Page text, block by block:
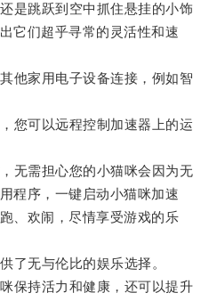
跳跃到空中抓住悬挂的小饰
它们超乎寻常的灵活性和速
家用电子设备连接，例如智
可以远程控制加速器上的运
需担心您的小猫咪会因为无
程序，一键启动小猫咪加速
、欢闹，尽情享受游戏的乐
无与伦比的娱乐选择。
持活力和健康，还可以提升